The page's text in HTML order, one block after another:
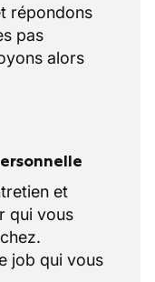
répondons
pas
alors
et
qui vous
job qui vous